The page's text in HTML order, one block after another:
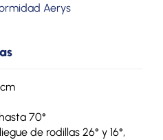
Aerys
70°
de rodillas 26° y 16°,